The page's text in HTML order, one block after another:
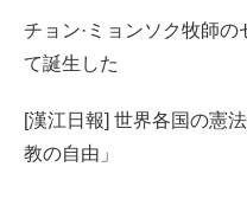
チョン·ミョンソク牧師
て誕生した
[漢江日報] 世界各国の憲
教の自由」